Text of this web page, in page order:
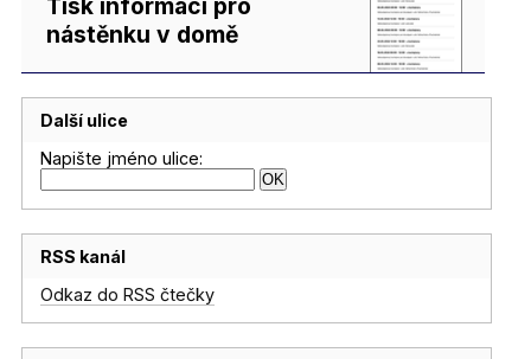
nástěnku v domě
Další ulice
Napište jméno ulice:
RSS kanál
Odkaz do RSS čtečky